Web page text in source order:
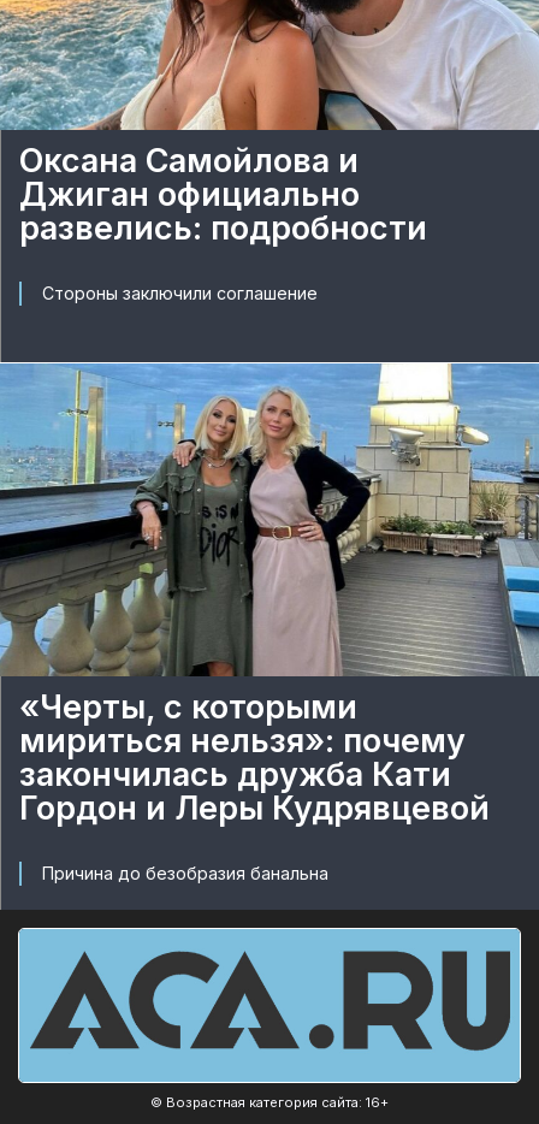
Оксана Самойлова и
Джиган официально
развелись: подробности
Стороны заключили соглашение
«Черты, с которыми
мириться нельзя»: почему
закончилась дружба Кати
Гордон и Леры Кудрявцевой
Причина до безобразия банальна
© Возрастная категория сайта: 16+